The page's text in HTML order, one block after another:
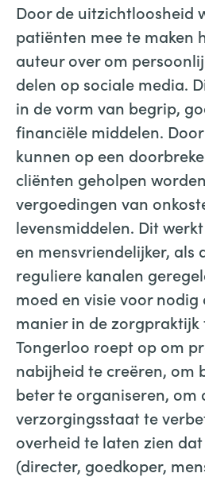
Door de uitzichtloosheid
patiënten mee te maken
auteur over om
delen op sociale media.
in de vorm van begrip,
financiële middelen.
kunnen op een
cliënten geholpen
vergoedingen van
levensmiddelen. Dit
en mensvriendelijker, als
reguliere kanalen
moed en visie voor nodig
manier in de zorgpraktijk
Tongerloo roept op om
nabijheid te creëren, om
beter te organiseren, om
verzorgingsstaat te
overheid te laten zien
(directer, goedkoper,